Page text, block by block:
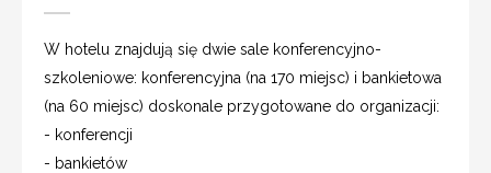
W hotelu znajdują się dwie sale konferencyjno-
szkoleniowe: konferencyjna (na 170 miejsc) i bankietowa
(na 60 miejsc) doskonale przygotowane do organizacji:
- konferencji
- bankietów